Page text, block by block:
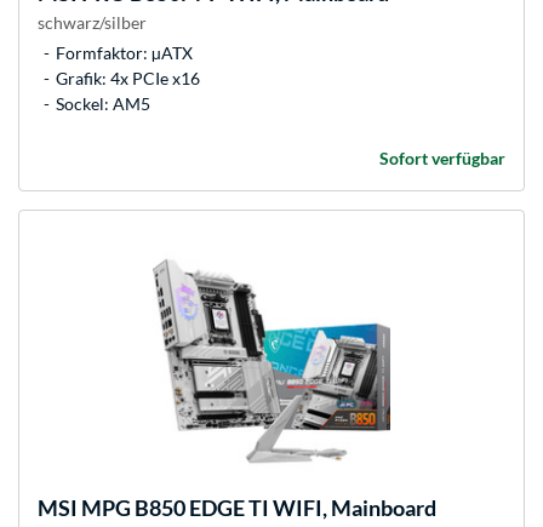
schwarz/silber
Formfaktor: µATX
Grafik: 4x PCIe x16
Sockel: AM5
Sofort verfügbar
MSI MPG B850 EDGE TI WIFI, Mainboard